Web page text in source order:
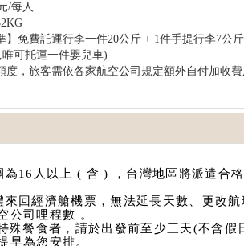
/每人
】免費託運行李一件20公斤 + 1件手提行李7公
可托運一件嬰兒車)
，旅客需依各家航空公司規定額外自付加收
為16人以上 ( 含 ) ，台灣地區將派遣合
來回經濟艙機票，無法延長天數、更改
公司哩程數 。
殊餐食者，請於出發前至少三天(不含假
早為您安排。